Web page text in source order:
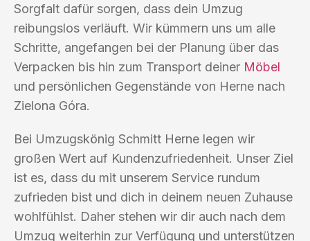
Sorgfalt dafür sorgen, dass dein Umzug
reibungslos verläuft. Wir kümmern uns um alle
Schritte, angefangen bei der Planung über das
Verpacken bis hin zum Transport deiner Möbel
und persönlichen Gegenstände von Herne nach
Zielona Góra.
Bei Umzugskönig Schmitt Herne legen wir
großen Wert auf Kundenzufriedenheit. Unser Ziel
ist es, dass du mit unserem Service rundum
zufrieden bist und dich in deinem neuen Zuhause
wohlfühlst. Daher stehen wir dir auch nach dem
Umzug weiterhin zur Verfügung und unterstützen